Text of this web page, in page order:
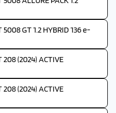
5008 GT 1.2 HYBRID 136 e-
208 (2024) ACTIVE
208 (2024) ACTIVE